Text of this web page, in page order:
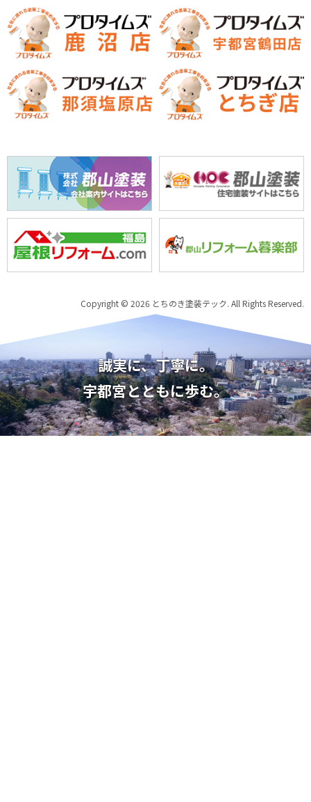
Copyright © 2026 とちのき塗装テック. All Rights Reserved.
誠実に、丁寧に。
宇都宮とともに歩む。